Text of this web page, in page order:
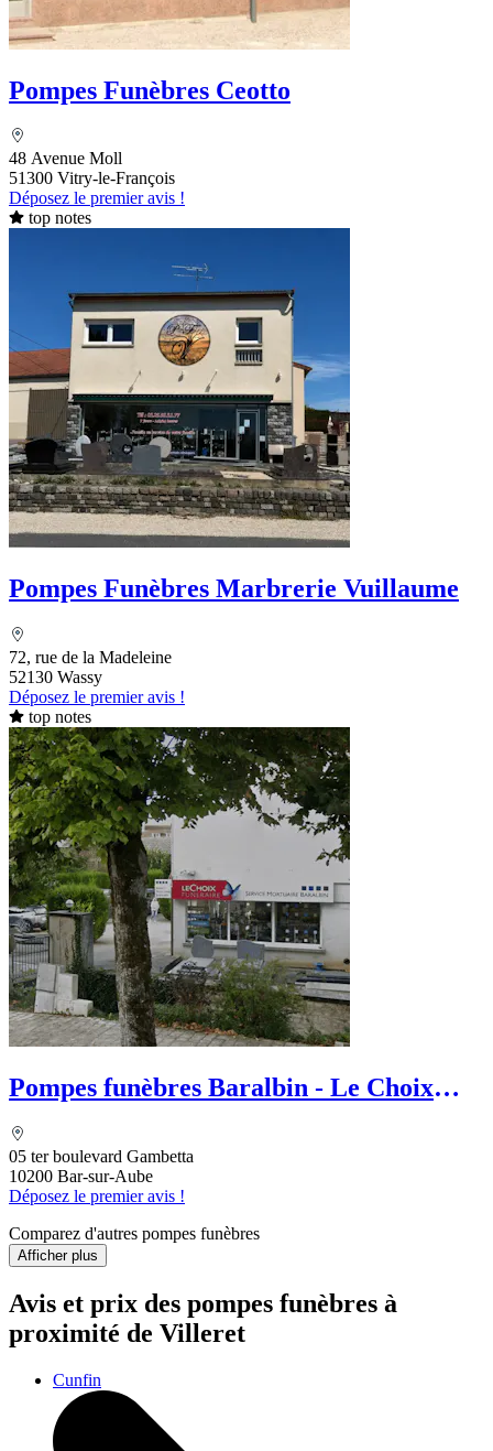
Pompes Funèbres Ceotto
48 Avenue Moll
51300 Vitry-le-François
Déposez le premier avis !
top notes
Pompes Funèbres Marbrerie Vuillaume
72, rue de la Madeleine
52130 Wassy
Déposez le premier avis !
top notes
Pompes funèbres Baralbin - Le Choix
05 ter boulevard Gambetta
10200 Bar-sur-Aube
Déposez le premier avis !
Comparez d'autres pompes funèbres
Afficher plus
Avis et prix des pompes funèbres à
proximité de Villeret
Cunfin